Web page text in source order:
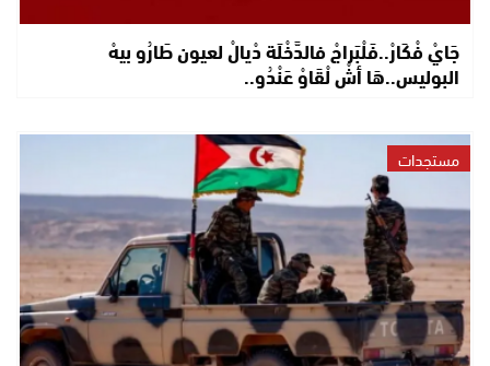
جَايْ فْكَارْ..فَلْبَراجْ فالدَّخْلَة دْيالْ لعيون طَارُو بيهْ
البوليس..هَا أشْ لْقَاوْ عَنْدُو..
مستجدات